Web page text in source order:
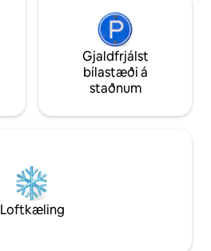
Gjaldfrjálst
bílastæði á
staðnum
Loftkæling